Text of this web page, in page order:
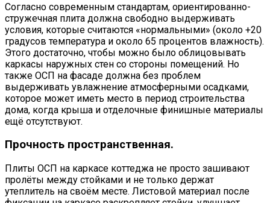
Согласно современным стандартам, ориентированно-
стружечная плита должна свободно выдерживать
условия, которые считаются «нормальными» (около +20
градусов температура и около 65 процентов влажность).
Этого достаточно, чтобы можно было облицовывать
каркасы наружных стен со стороны помещений. Но
также ОСП на фасаде должна без проблем
выдерживать увлажнение атмосферными осадками,
которое может иметь место в период строительства
дома, когда крыша и отделочные финишные материалы
ещё отсутствуют.
Прочность пространственная.
Плиты ОСП на каркасе коттеджа не просто зашивают
пролёты между стойками и не только держат
утеплитель на своём месте. Листовой материал после